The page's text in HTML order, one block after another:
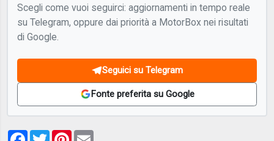
Scegli come vuoi seguirci: aggiornamenti in tempo reale
su Telegram, oppure dai priorità a MotorBox nei risultati
di Google.
Seguici su Telegram
Fonte preferita su Google
Facebook
TwitterPinterest